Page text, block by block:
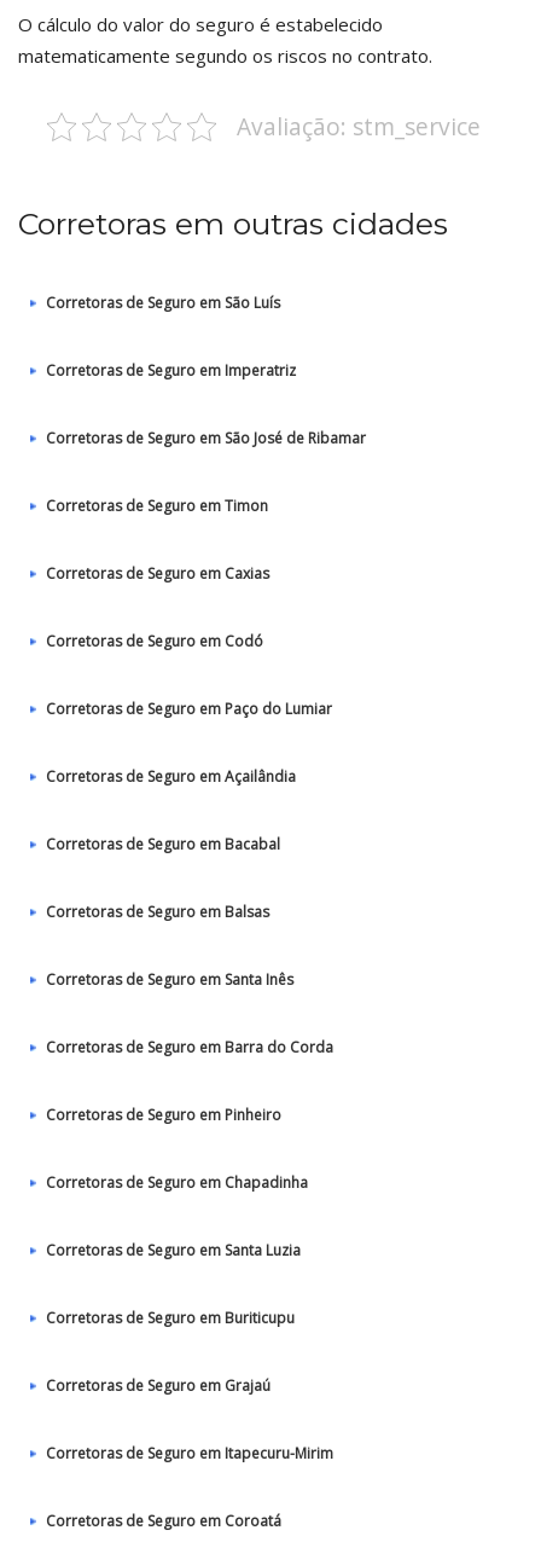
O cálculo do valor do seguro é estabelecido
matematicamente segundo os riscos no contrato.
Avaliação: stm_service
Corretoras em outras cidades
Corretoras de Seguro em São Luís
Corretoras de Seguro em Imperatriz
Corretoras de Seguro em São José de Ribamar
Corretoras de Seguro em Timon
Corretoras de Seguro em Caxias
Corretoras de Seguro em Codó
Corretoras de Seguro em Paço do Lumiar
Corretoras de Seguro em Açailândia
Corretoras de Seguro em Bacabal
Corretoras de Seguro em Balsas
Corretoras de Seguro em Santa Inês
Corretoras de Seguro em Barra do Corda
Corretoras de Seguro em Pinheiro
Corretoras de Seguro em Chapadinha
Corretoras de Seguro em Santa Luzia
Corretoras de Seguro em Buriticupu
Corretoras de Seguro em Grajaú
Corretoras de Seguro em Itapecuru-Mirim
Corretoras de Seguro em Coroatá